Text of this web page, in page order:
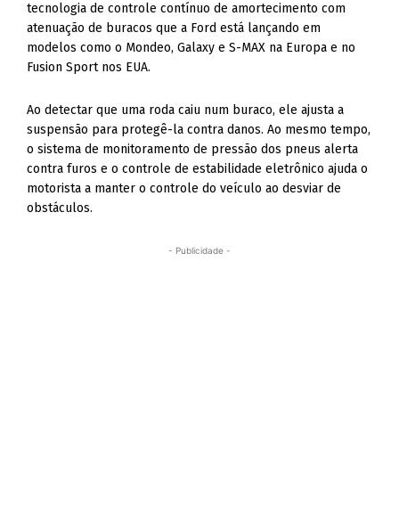
tecnologia de controle contínuo de amortecimento com
atenuação de buracos que a Ford está lançando em
modelos como o Mondeo, Galaxy e S-MAX na Europa e no
Fusion Sport nos EUA.
Ao detectar que uma roda caiu num buraco, ele ajusta a
suspensão para protegê-la contra danos. Ao mesmo tempo,
o sistema de monitoramento de pressão dos pneus alerta
contra furos e o controle de estabilidade eletrônico ajuda o
motorista a manter o controle do veículo ao desviar de
obstáculos.
- Publicidade -